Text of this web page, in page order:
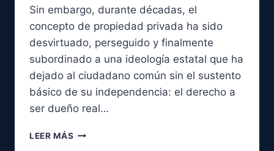
Sin embargo, durante décadas, el
concepto de propiedad privada ha sido
desvirtuado, perseguido y finalmente
subordinado a una ideología estatal que ha
dejado al ciudadano común sin el sustento
básico de su independencia: el derecho a
ser dueño real…
LEER MÁS